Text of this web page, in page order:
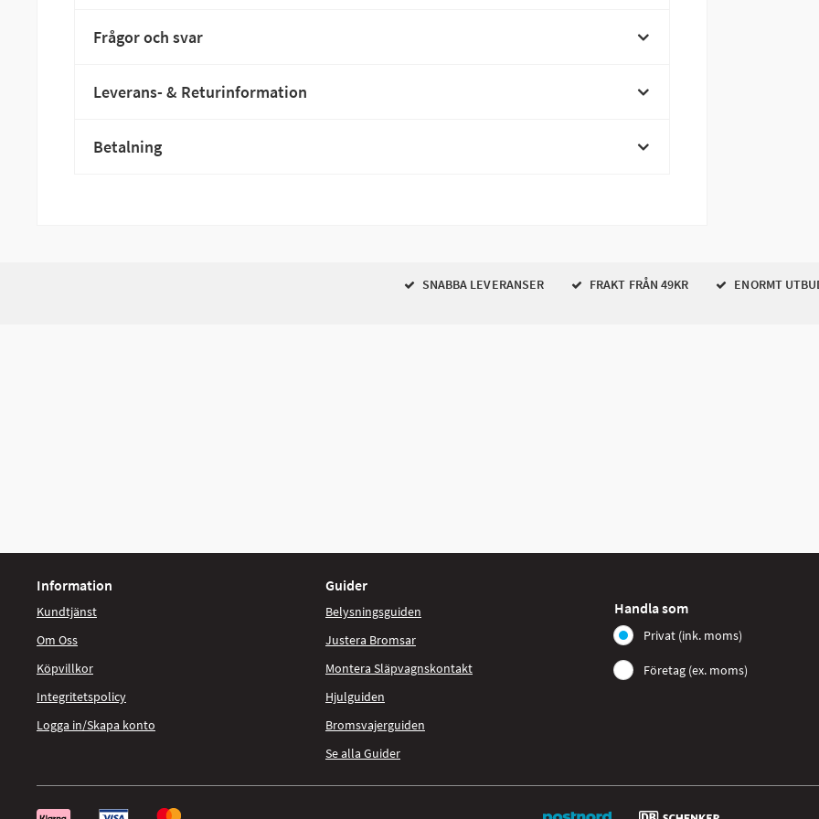
Frågor och svar
Leverans- & Returinformation
Betalning
SNABBA LEVERANSER FRAKT FRÅN 49KR ENORMT
Information
Kundtjänst
Om Oss
Köpvillkor
Integritetspolicy
Logga in/Skapa konto
Guider
Belysningsguiden
Justera Bromsar
Montera Släpvagnskontakt
Hjulguiden
Bromsvajerguiden
Se alla Guider
Handla som
Privat (ink. moms)
Företag (ex. moms)